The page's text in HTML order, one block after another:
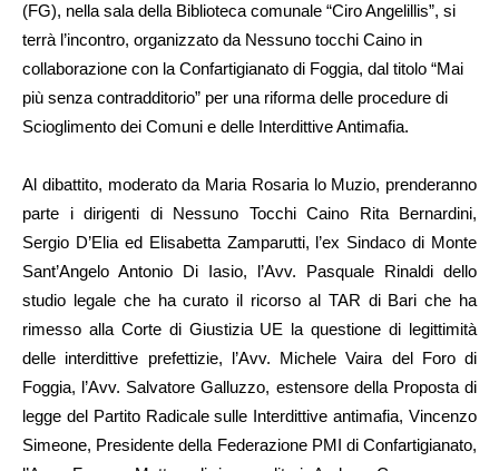
(FG), nella sala della Biblioteca comunale “Ciro Angelillis”, si
terrà l’incontro, organizzato da Nessuno tocchi Caino in
collaborazione con la Confartigianato di Foggia, dal titolo “Mai
più senza contradditorio” per una riforma delle procedure di
Scioglimento dei Comuni e delle Interdittive Antimafia.
Al dibattito, moderato da Maria Rosaria lo Muzio, prenderanno
parte i dirigenti di Nessuno Tocchi Caino Rita Bernardini,
Sergio D’Elia ed Elisabetta Zamparutti, l’ex Sindaco di Monte
Sant’Angelo Antonio Di Iasio, l’Avv. Pasquale Rinaldi dello
studio legale che ha curato il ricorso al TAR di Bari che ha
rimesso alla Corte di Giustizia UE la questione di legittimità
delle interdittive prefettizie, l’Avv. Michele Vaira del Foro di
Foggia, l’Avv. Salvatore Galluzzo, estensore della Proposta di
legge del Partito Radicale sulle Interdittive antimafia, Vincenzo
Simeone, Presidente della Federazione PMI di Confartigianato,